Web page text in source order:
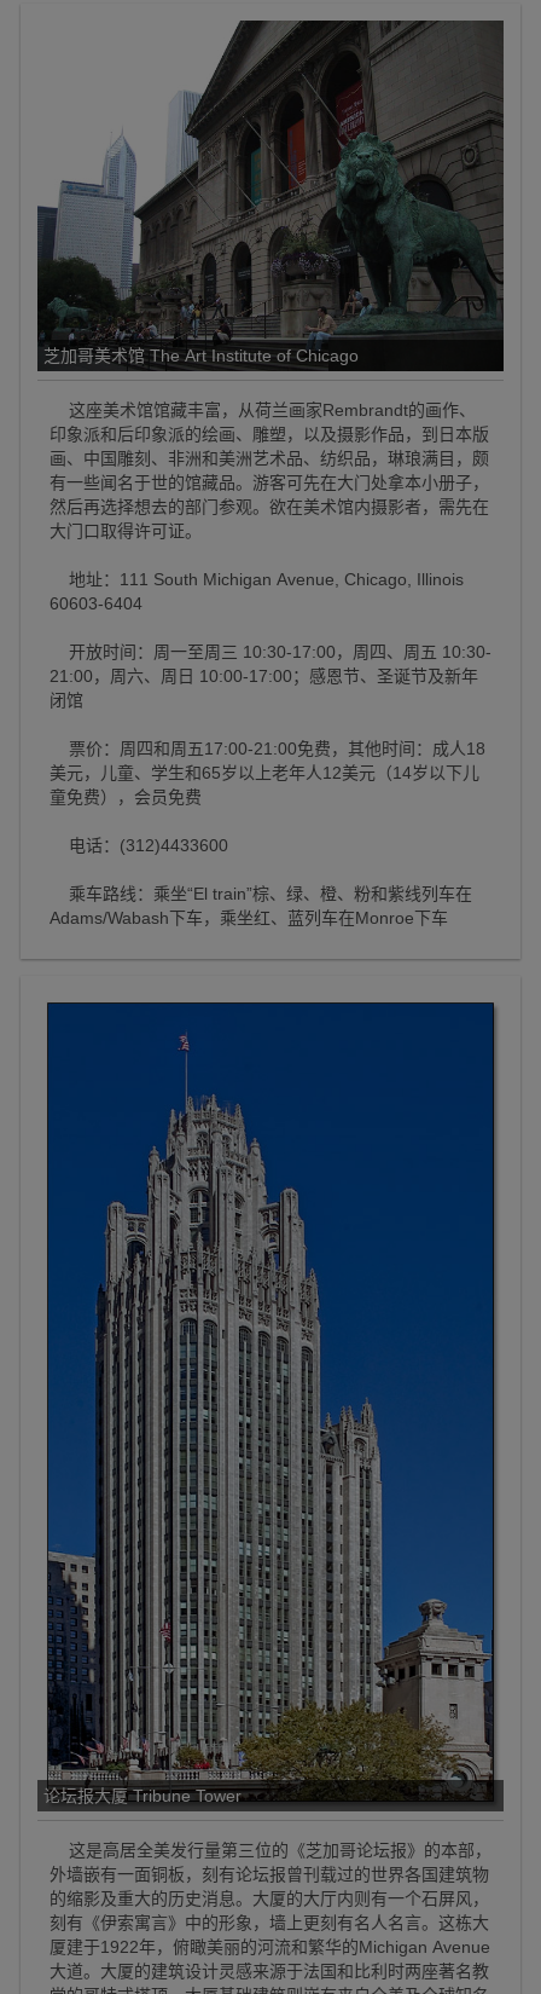
芝加哥美术馆 The Art Institute of Chicago
这座美术馆馆藏丰富，从荷兰画家Rembrandt的画作、
印象派和后印象派的绘画、雕塑，以及摄影作品，到日本版
画、中国雕刻、非洲和美洲艺术品、纺织品，琳琅满目，颇
有一些闻名于世的馆藏品。游客可先在大门处拿本小册子，
然后再选择想去的部门参观。欲在美术馆内摄影者，需先在
大门口取得许可证。
地址：111 South Michigan Avenue, Chicago, Illinois
60603-6404
开放时间：周一至周三 10:30-17:00，周四、周五 10:30-
21:00，周六、周日 10:00-17:00；感恩节、圣诞节及新年
闭馆
票价：周四和周五17:00-21:00免费，其他时间：成人18
美元，儿童、学生和65岁以上老年人12美元（14岁以下儿
童免费），会员免费
电话：(312)4433600
乘车路线：乘坐“El train”棕、绿、橙、粉和紫线列车在
Adams/Wabash下车，乘坐红、蓝列车在Monroe下车
论坛报大厦 Tribune Tower
这是高居全美发行量第三位的《芝加哥论坛报》的本部，
外墙嵌有一面铜板，刻有论坛报曾刊载过的世界各国建筑物
的缩影及重大的历史消息。大厦的大厅内则有一个石屏风，
刻有《伊索寓言》中的形象，墙上更刻有名人名言。这栋大
厦建于1922年，俯瞰美丽的河流和繁华的Michigan Avenue
大道。大厦的建筑设计灵感来源于法国和比利时两座著名教